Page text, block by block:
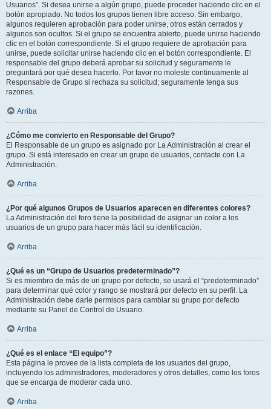
Usuarios”. Si desea unirse a algún grupo, puede proceder haciendo clic en el
botón apropiado. No todos los grupos tienen libre acceso. Sin embargo,
algunos requieren aprobación para poder unirse, otros están cerrados y
algunos son ocultos. Si el grupo se encuentra abierto, puede unirse haciendo
clic en el botón correspondiente. Si el grupo requiere de aprobación para
unirse, puede solicitar unirse haciendo clic en el botón correspondiente. El
responsable del grupo deberá aprobar su solicitud y seguramente le
preguntará por qué desea hacerlo. Por favor no moleste continuamente al
Responsable de Grupo si rechaza su solicitud; seguramente tenga sus
razones.
Arriba
¿Cómo me convierto en Responsable del Grupo?
El Responsable de un grupo es asignado por La Administración al crear el
grupo. Si está interesado en crear un grupo de usuarios, contacte con La
Administración.
Arriba
¿Por qué algunos Grupos de Usuarios aparecen en diferentes colores?
La Administración del foro tiene la posibilidad de asignar un color a los
usuarios de un grupo para hacer más fácil su identificación.
Arriba
¿Qué es un “Grupo de Usuarios predeterminado”?
Si es miembro de más de un grupo por defecto, se usará el “predeterminado”
para determinar qué color y rango se mostrará por defecto en su perfil. La
Administración debe darle permisos para cambiar su grupo por defecto
mediante su Panel de Control de Usuario.
Arriba
¿Qué es el enlace “El equipo”?
Esta página le provee de la lista completa de los usuarios del grupo,
incluyendo los administradores, moderadores y otros detalles, como los foros
que se encarga de moderar cada uno.
Arriba